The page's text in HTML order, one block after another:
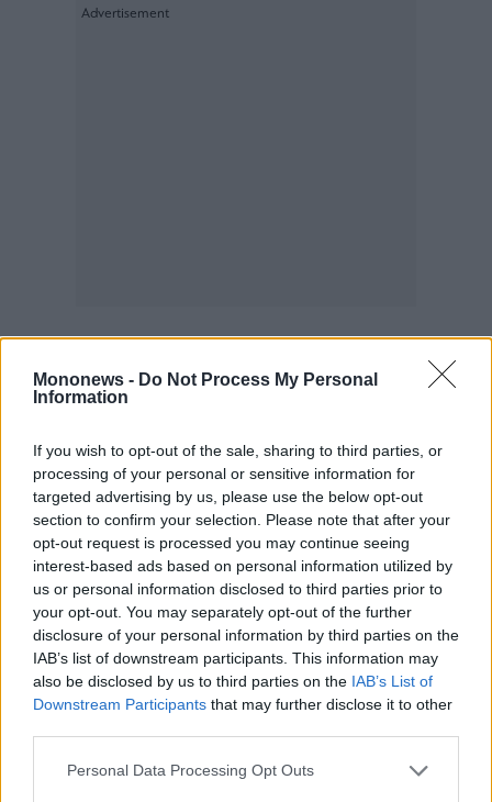
Mononews - Do Not Process My Personal
Information
If you wish to opt-out of the sale, sharing to third parties, or
processing of your personal or sensitive information for
targeted advertising by us, please use the below opt-out
section to confirm your selection. Please note that after your
opt-out request is processed you may continue seeing
interest-based ads based on personal information utilized by
us or personal information disclosed to third parties prior to
your opt-out. You may separately opt-out of the further
disclosure of your personal information by third parties on the
IAB’s list of downstream participants. This information may
also be disclosed by us to third parties on the IAB’s List of
Downstream Participants that may further disclose it to other
Personal Data Processing Opt Outs
Τα έκτακτα μέτρα, όπως οι περιορισμοί στις
αναλήψεις μετρητών και την κίνηση